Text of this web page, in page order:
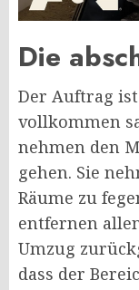
Die
Der Auftrag
vollkommen
nehmen den
gehen. Sie
Räume zu
entfernen
Umzug
dass der